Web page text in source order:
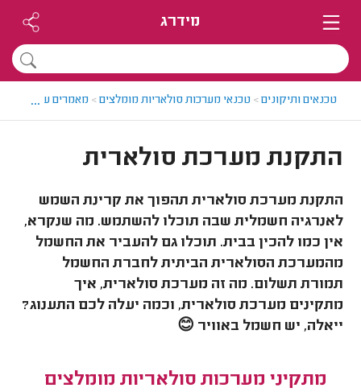
מידרג
טכנאים ותיקונים> טכנאי מערכות סולאריות מומלצים> מאמרים על התקנת
...
התקנת מערכת סולארית
התקנת מערכת סולארית תהפוך את קרינת השמש
לאנרגיה חשמלית שבה תוכלו להשתמש. מה שנקרא,
אין כמו להכין בבית. תוכלו גם להעביר את החשמל
מהמערכת הסולארית הביתית לחברת החשמל
תמורת תשלום. מה זה מערכת סולארית, איך
מתקינים מערכת סולארית, וכמה יעלה לכם התענוג?
ייאלה, יש חשמל באוויר 😊
מתקיני מערכות סולאריות מומלצים